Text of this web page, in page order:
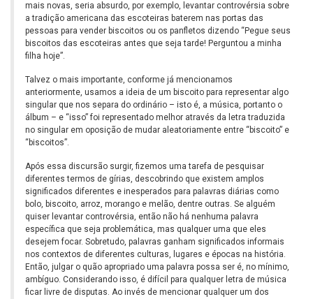
mais novas, seria absurdo, por exemplo, levantar controvérsia sobre
a tradição americana das escoteiras baterem nas portas das
pessoas para vender biscoitos ou os panfletos dizendo “Pegue seus
biscoitos das escoteiras antes que seja tarde! Perguntou a minha
filha hoje”.
Talvez o mais importante, conforme já mencionamos
anteriormente, usamos a ideia de um biscoito para representar algo
singular que nos separa do ordinário – isto é, a música, portanto o
álbum – e “isso” foi representado melhor através da letra traduzida
no singular em oposição de mudar aleatoriamente entre “biscoito” e
“biscoitos”.
Após essa discursão surgir, fizemos uma tarefa de pesquisar
diferentes termos de gírias, descobrindo que existem amplos
significados diferentes e inesperados para palavras diárias como
bolo, biscoito, arroz, morango e melão, dentre outras. Se alguém
quiser levantar controvérsia, então não há nenhuma palavra
específica que seja problemática, mas qualquer uma que eles
desejem focar. Sobretudo, palavras ganham significados informais
nos contextos de diferentes culturas, lugares e épocas na história.
Então, julgar o quão apropriado uma palavra possa ser é, no mínimo,
ambíguo. Considerando isso, é difícil para qualquer letra de música
ficar livre de disputas. Ao invés de mencionar qualquer um dos